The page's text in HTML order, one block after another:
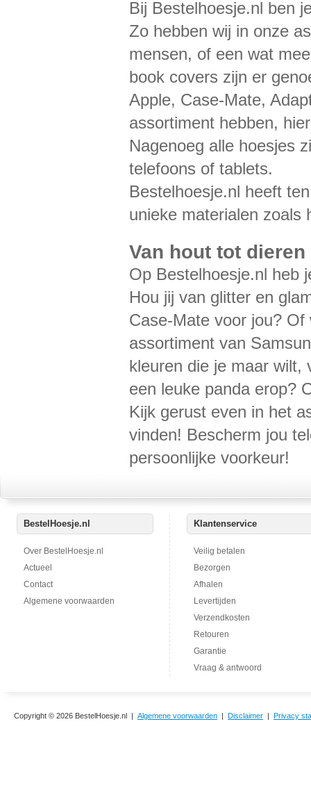
Bij Bestelhoesje.nl ben
Zo hebben wij in onze
mensen, of een wat
book covers zijn er
Apple, Case-Mate,
assortiment hebben,
Nagenoeg alle hoesjes
telefoons of tablets.
Bestelhoesje.nl heeft
unieke materialen zoals
Van hout tot
Op Bestelhoesje.nl heb
Hou jij van glitter en
Case-Mate voor jou?
assortiment van
kleuren die je maar wilt,
een leuke panda erop?
Kijk gerust even in het
vinden! Bescherm jou
persoonlijke voorkeur!
BestelHoesje.nl
Over BestelHoesje.nl
Actueel
Contact
Algemene voorwaarden
Klantenservice
Veilig betalen
Bezorgen
Afhalen
Levertijden
Verzendkosten
Retouren
Garantie
Vraag & antwoord
Copyright © 2026 BestelHoesje.nl | Algemene voorwaarden | Disclaimer | Privacy